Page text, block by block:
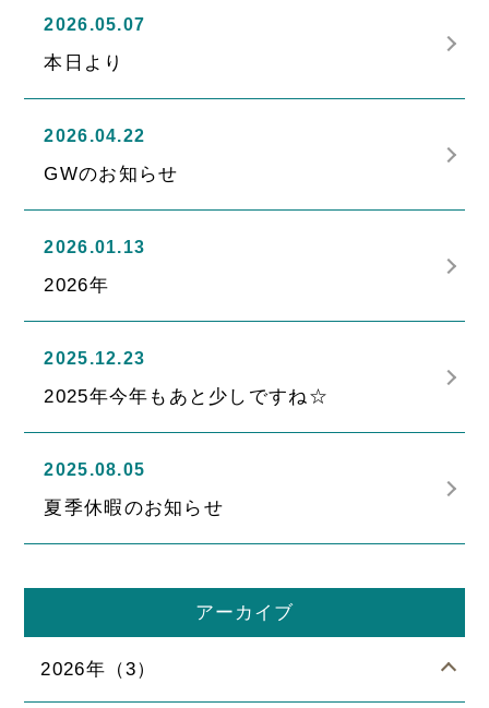
2026.05.07
本日より
2026.04.22
GWのお知らせ
2026.01.13
2026年
2025.12.23
2025年今年もあと少しですね☆
2025.08.05
夏季休暇のお知らせ
アーカイブ
2026年（3）